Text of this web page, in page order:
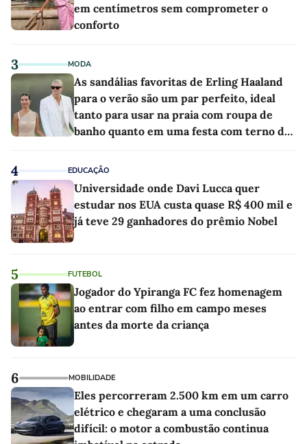
em centímetros sem comprometer o
conforto
3 MODA
As sandálias favoritas de Erling Haaland
para o verão são um par perfeito, ideal
tanto para usar na praia com roupa de
banho quanto em uma festa com terno de
4 EDUCAÇÃO
Universidade onde Davi Lucca quer
estudar nos EUA custa quase R$ 400 mil e
já teve 29 ganhadores do prêmio Nobel
5 FUTEBOL
Jogador do Ypiranga FC fez homenagem
ao entrar com filho em campo meses
antes da morte da criança
6 MOBILIDADE
Eles percorreram 2.500 km em um carro
elétrico e chegaram a uma conclusão
difícil: o motor a combustão continua